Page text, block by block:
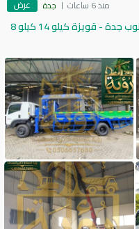
منذ 6 ساعات جدة عرض
بوم تراك للايجار 10طن،20طن جنوب جدة - قويزة كيلو 14 كيلو 8